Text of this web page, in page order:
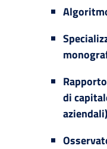
di
aziendali)